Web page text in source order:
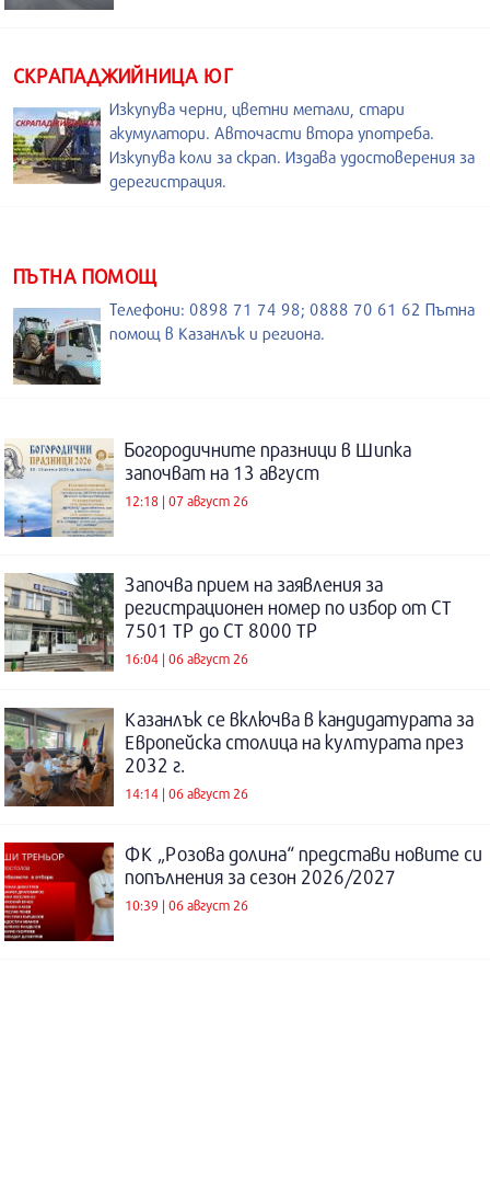
СКРАПАДЖИЙНИЦА ЮГ
Изкупува черни, цветни метали, стари
акумулатори. Авточасти втора употреба.
Изкупува коли за скрап. Издава удостоверения за
дерегистрация.
ПЪТНА ПОМОЩ
Телефони: 0898 71 74 98; 0888 70 61 62 Пътна
помощ в Казанлък и региона.
Богородичните празници в Шипка
започват на 13 август
12:18 | 07 август 26
Започва прием на заявления за
регистрационен номер по избор от СТ
7501 ТР до СТ 8000 ТР
16:04 | 06 август 26
Казанлък се включва в кандидатурата за
Европейска столица на културата през
2032 г.
14:14 | 06 август 26
ФК „Розова долина“ представи новите си
попълнения за сезон 2026/2027
10:39 | 06 август 26